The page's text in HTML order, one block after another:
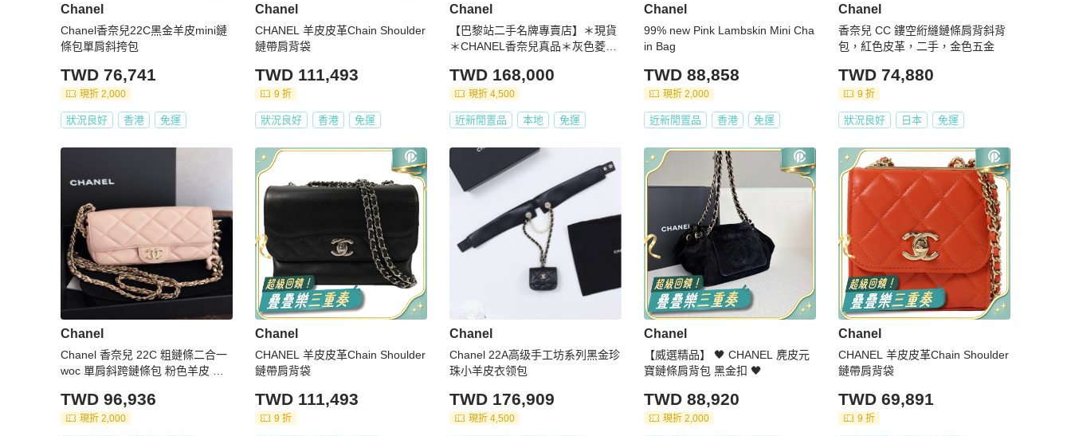
Chanel
Chanel香奈兒22C黑金羊皮mini鏈
條包單肩斜挎包
TWD 76,741
現折 2,000
狀況良好 香港 免運
Chanel
CHANEL 羊皮皮革Chain Shoulder
鏈帶肩背袋
TWD 111,493
9 折
狀況良好 香港 免運
Chanel
【巴黎站二手名牌專賣店】＊現貨
＊CHANEL香奈兒真品＊灰色菱格
包
TWD 168,000
現折 4,500
近新閒置品 本地 免運
Chanel
99% new Pink Lambskin Mini Cha
in Bag
TWD 88,858
現折 2,000
近新閒置品 香港 免運
Chanel
香奈兒 CC 鏤空絎縫鏈條肩背斜背
包，紅色皮革，二手，金色五金
TWD 74,880
9 折
狀況良好 日本 免運
Chanel
Chanel 香奈兒 22C 粗鏈條二合一
woc 單肩斜跨鏈條包 粉色羊皮 淡
TWD 96,936
現折 2,000
Chanel
CHANEL 羊皮皮革Chain Shoulder
鏈帶肩背袋
TWD 111,493
9 折
Chanel
Chanel 22A高级手工坊系列黑金珍
珠小羊皮衣领包
TWD 176,909
現折 4,500
Chanel
【威選精品】 🖤 CHANEL 麂皮元
寶鏈條肩背包 黑金扣 🖤
TWD 88,920
現折 2,000
Chanel
CHANEL 羊皮皮革Chain Shoulder
鏈帶肩背袋
TWD 69,891
9 折